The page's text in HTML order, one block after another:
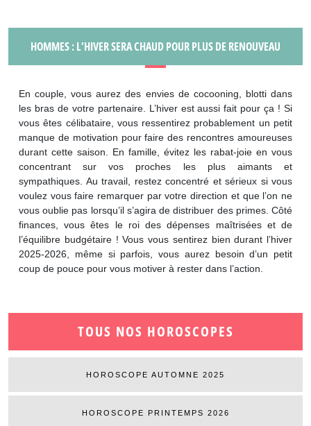
TOUS NOS HOROSCOPES
HOROSCOPE AUTOMNE 2025
HOROSCOPE PRINTEMPS 2026
HOMMES : L’HIVER SERA CHAUD POUR PLUS DE RENOUVEAU
En couple, vous aurez des envies de cocooning, blotti dans
les bras de votre partenaire. L’hiver est aussi fait pour ça ! Si
vous êtes célibataire, vous ressentirez probablement un petit
manque de motivation pour faire des rencontres amoureuses
durant cette saison. En famille, évitez les rabat-joie en vous
concentrant sur vos proches les plus aimants et
sympathiques. Au travail, restez concentré et sérieux si vous
voulez vous faire remarquer par votre direction et que l’on ne
vous oublie pas lorsqu’il s’agira de distribuer des primes. Côté
finances, vous êtes le roi des dépenses maîtrisées et de
l’équilibre budgétaire ! Vous vous sentirez bien durant l’hiver
2025-2026, même si parfois, vous aurez besoin d’un petit
coup de pouce pour vous motiver à rester dans l’action.